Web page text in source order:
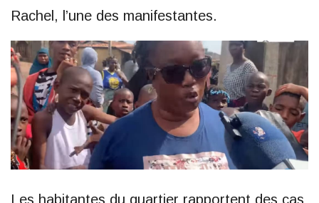
Rachel, l’une des manifestantes.
Les habitantes du quartier rapportent des cas